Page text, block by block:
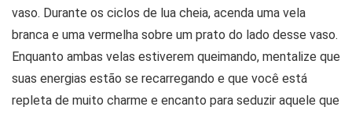
vaso. Durante os ciclos de lua cheia, acenda uma vela
branca e uma vermelha sobre um prato do lado desse vaso.
Enquanto ambas velas estiverem queimando, mentalize que
suas energias estão se recarregando e que você está
repleta de muito charme e encanto para seduzir aquele que